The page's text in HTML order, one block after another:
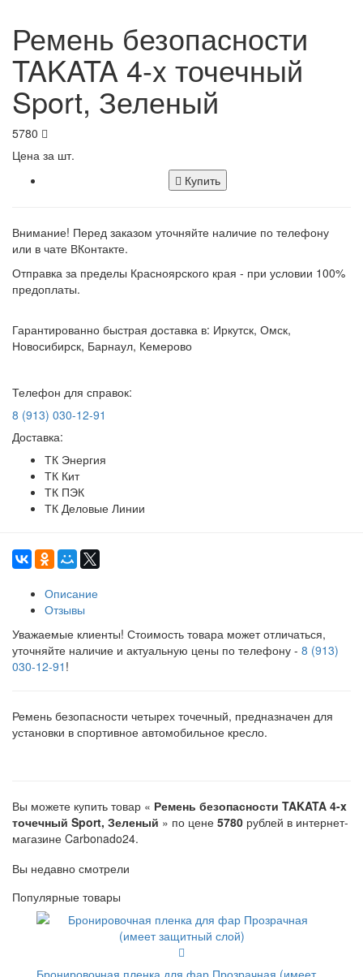
Ремень безопасности
TAKATA 4-x точечный
Sport, Зеленый
5780
Цена за шт.
Купить
Внимание! Перед заказом уточняйте наличие по телефону
или в чате ВКонтакте.
Отправка за пределы Красноярского края - при условии 100%
предоплаты.
Гарантированно быстрая доставка в: Иркутск, Омск,
Новосибирск, Барнаул, Кемерово
Телефон для справок:
8 (913) 030-12-91
Доставка:
ТК Энергия
ТК Кит
ТК ПЭК
ТК Деловые Линии
Описание
Отзывы
Уважаемые клиенты! Стоимость товара может отличаться,
уточняйте наличие и актуальную цены по телефону - 8 (913)
030-12-91 !
Ремень безопасности четырех точечный, предназначен для
установки в спортивное автомобильное кресло.
Вы можете купить товар « Ремень безопасности TAKATA 4-x
точечный Sport, Зеленый » по цене 5780 рублей в интернет-
магазине Carbonado24.
Вы недавно смотрели
Популярные товары
Бронировочная пленка для фар Прозрачная (имеет